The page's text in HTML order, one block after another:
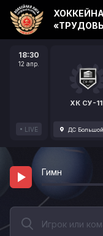
18:30
12 апр.
LIVE
ХК СУ-
ДС Большой
Гимн